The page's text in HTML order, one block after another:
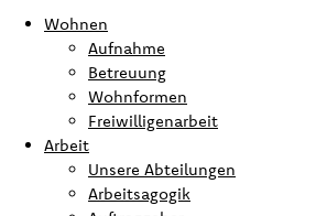
Wohnen
Aufnahme
Betreuung
Wohnformen
Freiwilligenarbeit
Arbeit
Unsere Abteilungen
Arbeitsagogik